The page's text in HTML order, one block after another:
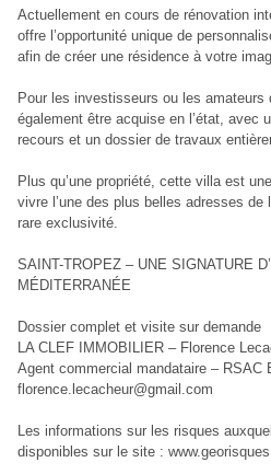
Actuellement en cours de rénovation
offre l’opportunité unique de
afin de créer une résidence à votre
Pour les investisseurs ou les amateurs
également être acquise en l’état, avec
recours et un dossier de travaux
Plus qu’une propriété, cette villa est
vivre l’une des plus belles adresses de
rare exclusivité.
SAINT-TROPEZ – UNE SIGNATURE
MÉDITERRANÉE
Dossier complet et visite sur demande
LA CLEF IMMOBILIER – Florence
Agent commercial mandataire – RSAC
florence.lecacheur@gmail.com
Les informations sur les risques
disponibles sur le site :